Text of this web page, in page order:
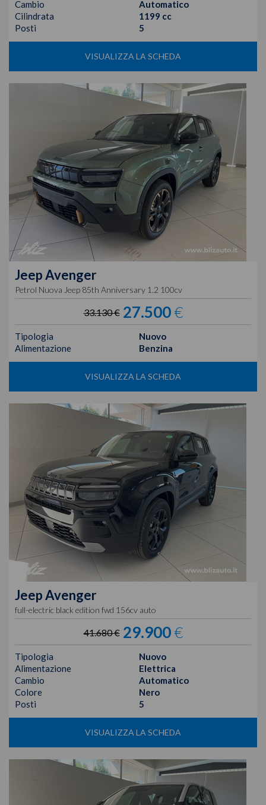
Cambio
Automatico
Cilindrata
1199 cc
Posti
5
VISUALIZZA LA SCHEDA
JeepAvenger
Petrol Nuova Jeep 85th Anniversary 1.2 100cv
33.130 € 27.500€
Tipologia
Nuovo
Alimentazione
Benzina
VISUALIZZA LA SCHEDA
JeepAvenger
full-electric black edition fwd 156cv auto
41.680 € 29.900€
Tipologia
Nuovo
Alimentazione
Elettrica
Cambio
Automatico
Colore
Nero
Posti
5
VISUALIZZA LA SCHEDA